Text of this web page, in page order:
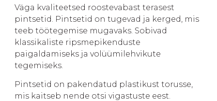
Väga kvaliteetsed roostevabast terasest
pintsetid. Pintsetid on tugevad ja kerged, mis
teeb töötegemise mugavaks. Sobivad
klassikaliste ripsmepikenduste
paigaldamiseks ja volüümilehvikute
tegemiseks.
Pintsetid on pakendatud plastikust torusse,
mis kaitseb nende otsi vigastuste eest.